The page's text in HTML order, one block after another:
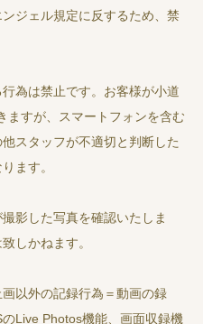
ジェル規定に反するため、禁
為は禁止です。お客様が小道
ますが、スマートフォンを含む
スタッフが不適切と判断した
ます。
影した写真を確認いたしま
しかねます。
以外の記録行為＝動画の録
Live Photos機能、画面収録機